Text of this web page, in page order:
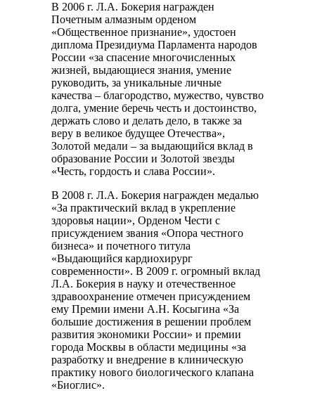
В 2006 г. Л.А. Бокерия награжден
Почетным алмазным орденом
«Общественное признание», удостоен
диплома Президиума Парламента народов
России «за спасение многочисленных
жизней, выдающиеся знания, умение
руководить, за уникальные личные
качества – благородство, мужество, чувство
долга, умение беречь честь и достоинство,
держать слово и делать дело, в также за
веру в великое будущее Отечества»,
Золотой медали – за выдающийся вклад в
образование России и Золотой звезды
«Честь, гордость и слава России».
В 2008 г. Л.А. Бокерия награжден медалью
«За практический вклад в укрепление
здоровья нации», Орденом Чести с
присуждением звания «Опора честного
бизнеса» и почетного титула
«Выдающийся кардиохирург
современности». В 2009 г. огромный вклад
Л.А. Бокерия в науку и отечественное
здравоохранение отмечен присуждением
ему Премии имени А.Н. Косыгина «За
большие достижения в решении проблем
развития экономики России» и премии
города Москвы в области медицины «за
разработку и внедрение в клиническую
практику нового биологического клапана
«Биоглис».